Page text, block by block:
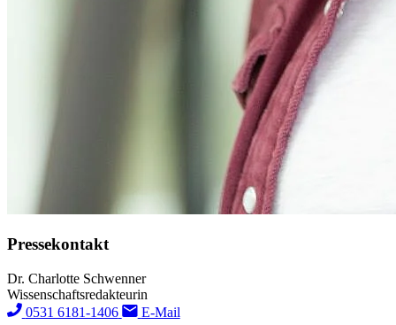
Pressekontakt
Dr. Charlotte Schwenner
Wissenschaftsredakteurin
0531 6181-1406
E-Mail